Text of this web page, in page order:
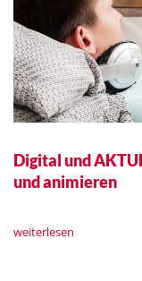
Digital und
und animieren
weiterlesen